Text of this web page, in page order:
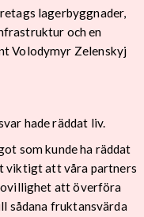
lagerbyggnader,
och en
Volodymyr Zelenskyj
hade räddat liv.
som kunde ha räddat
viktigt att våra partners
ovillighet att överföra
sådana fruktansvärda